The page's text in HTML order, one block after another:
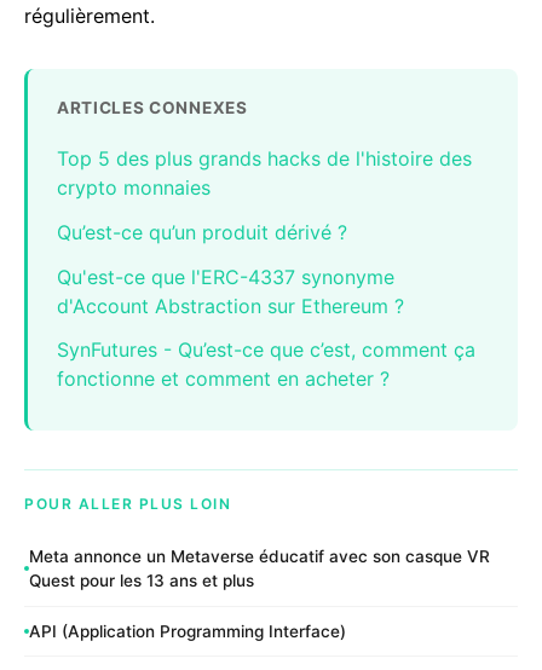
régulièrement.
ARTICLES CONNEXES
Top 5 des plus grands hacks de l'histoire des
crypto monnaies
Qu’est-ce qu’un produit dérivé ?
Qu'est-ce que l'ERC-4337 synonyme
d'Account Abstraction sur Ethereum ?
SynFutures - Qu’est-ce que c’est, comment ça
fonctionne et comment en acheter ?
POUR ALLER PLUS LOIN
Meta annonce un Metaverse éducatif avec son casque VR
Quest pour les 13 ans et plus
API (Application Programming Interface)